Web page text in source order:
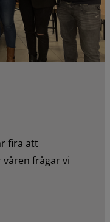
fira att
frågar vi